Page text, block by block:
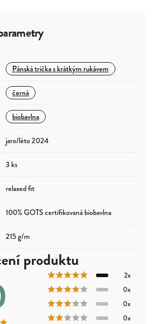
Pánská trička s krátkým rukávem
černá
biobavlna
jaro/léto 2024
3 ks
relaxed fit
100% GOTS certifikovaná biobavlna
215 g/m
produktu
2x
0x
0x
0x